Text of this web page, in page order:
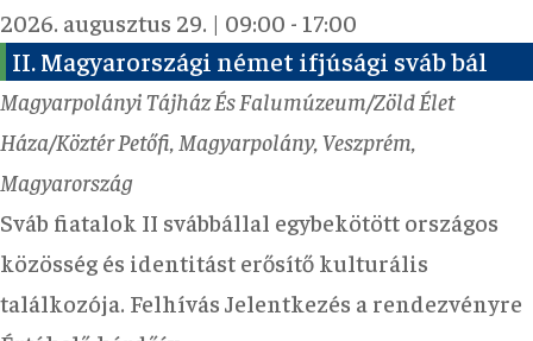
2026. augusztus 29. | 09:00 - 17:00
II. Magyarországi német ifjúsági sváb bál
Magyarpolányi Tájház És Falumúzeum/Zöld Élet
Háza/KöztérPetőfi, Magyarpolány, Veszprém,
Magyarország
Sváb fiatalok II svábbállal egybekötött országos
közösség és identitást erősítő kulturális
találkozója. Felhívás Jelentkezés a rendezvényre